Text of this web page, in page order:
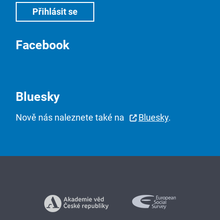
Facebook
Bluesky
Nově nás naleznete také na Bluesky.